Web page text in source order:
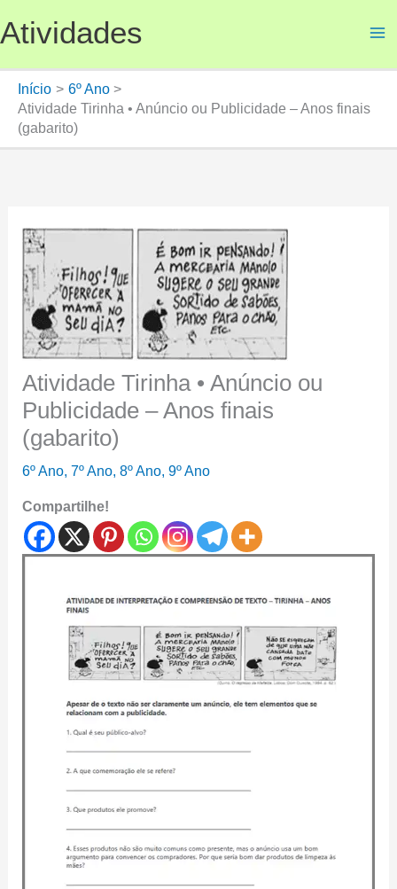
para
conteúdo
Atividades
Início
6º Ano
Atividade Tirinha • Anúncio ou Publicidade – Anos finais
(gabarito)
Atividade Tirinha • Anúncio ou
Publicidade – Anos finais
(gabarito)
6º Ano, 7º Ano, 8º Ano, 9º Ano
Compartilhe!